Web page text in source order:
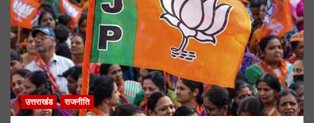
उत्तराखंड राजनीति